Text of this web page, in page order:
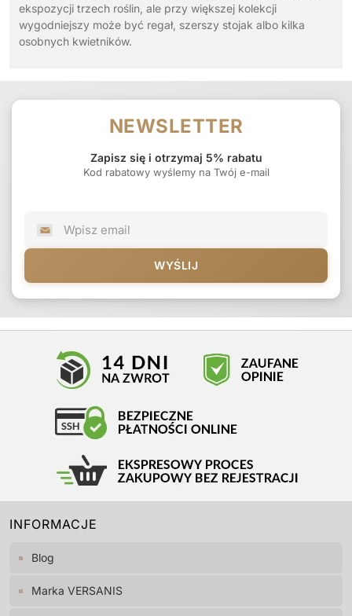
ekspozycji trzech roślin, ale przy większej kolekcji
wygodniejszy może być regał, szerszy stojak albo kilka
osobnych kwietników.
NEWSLETTER
Zapisz się i otrzymaj 5% rabatu
Kod rabatowy wyślemy na Twój e-mail
WYŚLIJ
INFORMACJE
Blog
Marka VERSANIS